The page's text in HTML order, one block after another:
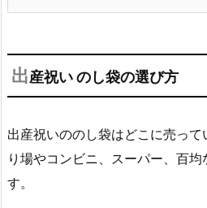
出産祝い のし袋の選び方
出産祝いののし袋はどこに売っ
り場やコンビニ、スーパー、百
す。